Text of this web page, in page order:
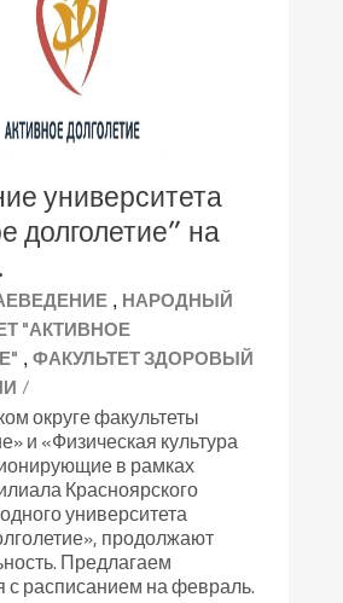
университета
долголетие” на
, НАРОДНЫЙ
"АКТИВНОЕ
,ФАКУЛЬТЕТ ЗДОРОВЫЙ
/
округе факультеты
и «Физическая культура
в рамках
Красноярского
университета
продолжают
Предлагаем
с расписанием на февраль.